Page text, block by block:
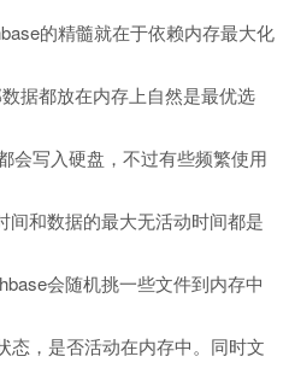
的精髓就在于依赖内存最大化
据都放在内存上自然是最优选
会写入硬盘，不过有些频繁使用
和数据的最大无活动时间都是
会随机挑一些文件到内存中
态，是否活动在内存中。同时文